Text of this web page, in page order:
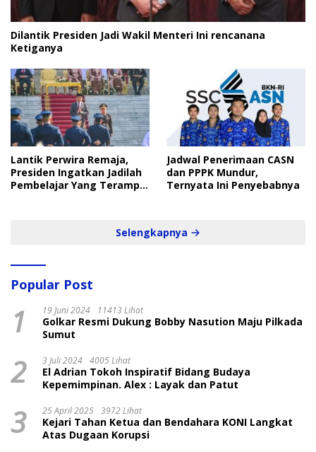
Dilantik Presiden Jadi Wakil Menteri Ini rencanana
Ketiganya
Lantik Perwira Remaja,
Presiden Ingatkan Jadilah
Pembelajar Yang Terampil
Jadwal Penerimaan CASN
dan PPPK Mundur,
Ternyata Ini Penyebabnya
Selengkapnya
Popular Post
1 19 Juni 2024 11413 Lihat
Golkar Resmi Dukung Bobby Nasution Maju Pilkada
Sumut
2 3 Juli 2024 4005 Lihat
El Adrian Tokoh Inspiratif Bidang Budaya
Kepemimpinan. Alex : Layak dan Patut
3 25 April 2025 3972 Lihat
Kejari Tahan Ketua dan Bendahara KONI Langkat
Atas Dugaan Korupsi